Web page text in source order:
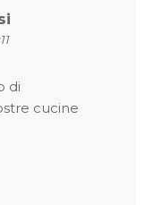
di
cucine